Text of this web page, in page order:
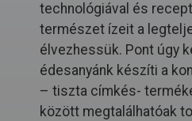
technológiával és
természet ízeit a
élvezhessük. Pont úgy
édesanyánk készíti a
– tiszta címkés-
között megtalálhatóak